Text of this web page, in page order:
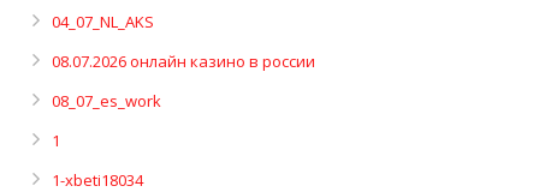
04_07_NL_AKS
08.07.2026 онлайн казино в россии
08_07_es_work
1
1-xbeti18034